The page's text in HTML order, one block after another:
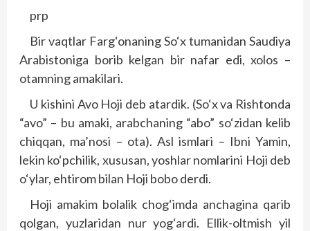
prp
Bir vaqtlar Farg‘onaning So‘x tumanidan Saudiya
Arabistoniga borib kelgan bir nafar edi, xolos –
otamning amakilari.
U kishini Avo Hoji deb atardik. (So‘x va Rishtonda
“avo” – bu amaki, arabchaning “abo” so‘zidan kelib
chiqqan, ma’nosi – ota). Asl ismlari – Ibni Yamin,
lekin ko‘pchilik, xususan, yoshlar nomlarini Hoji deb
o‘ylar, ehtirom bilan Hoji bobo derdi.
Hoji amakim bolalik chog‘imda anchagina qarib
qolgan, yuzlaridan nur yog‘ardi. Ellik-oltmish yil